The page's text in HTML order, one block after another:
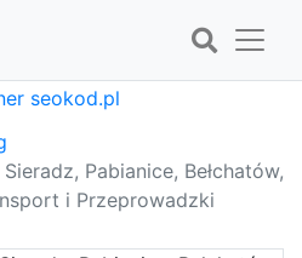
Pabianice, Bełchatów,
i Przeprowadzki